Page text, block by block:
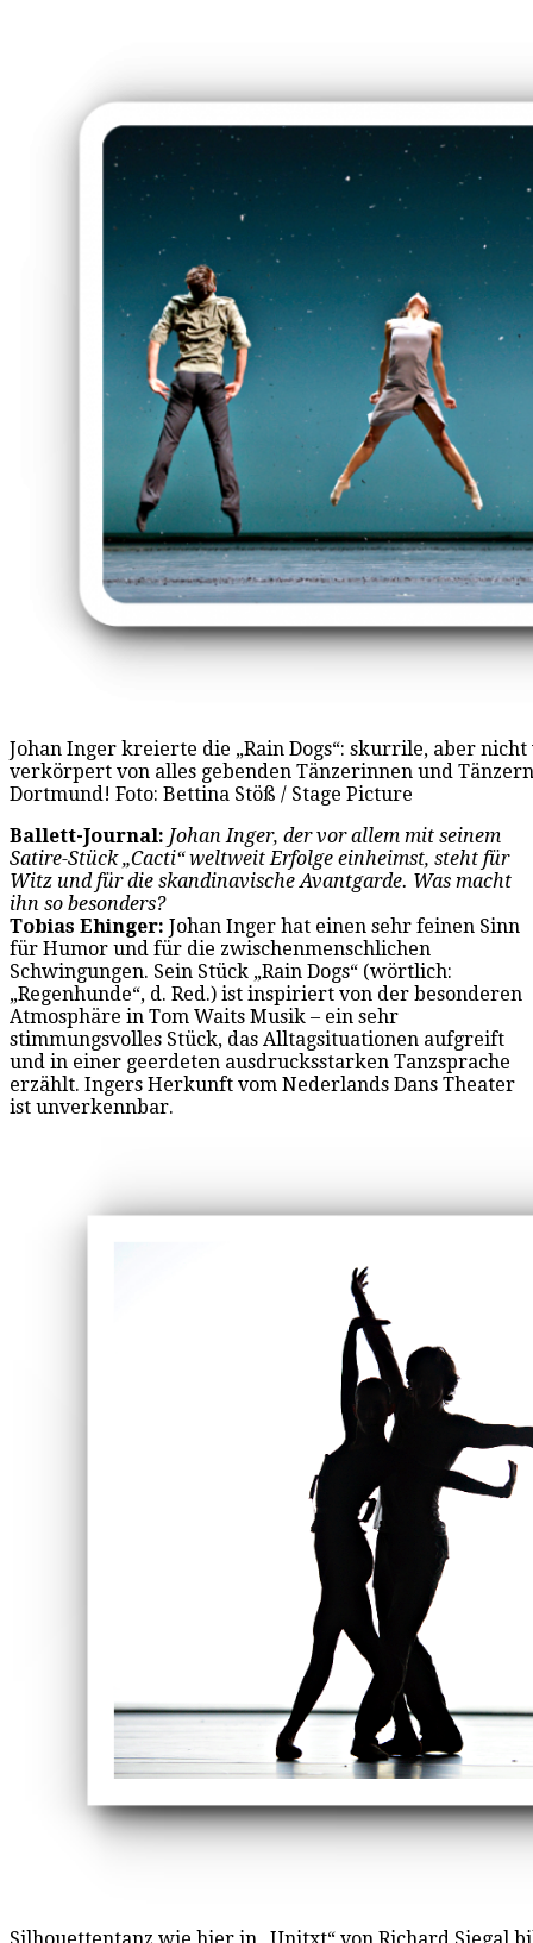
Johan Inger kreierte die „Rain Dogs“: skurrile, aber
verkörpert von alles gebenden Tänzerinnen und
Dortmund! Foto: Bettina Stöß / Stage Picture
Ballett-Journal: Johan Inger, der vor allem mit seinem
Satire-Stück „Cacti“ weltweit Erfolge einheimst, steht für
Witz und für die skandinavische Avantgarde. Was macht
ihn so besonders?
Tobias Ehinger: Johan Inger hat einen sehr feinen Sinn
für Humor und für die zwischenmenschlichen
Schwingungen. Sein Stück „Rain Dogs“ (wörtlich:
„Regenhunde“, d. Red.) ist inspiriert von der besonderen
Atmosphäre in Tom Waits Musik – ein sehr
stimmungsvolles Stück, das Alltagsituationen aufgreift
und in einer geerdeten ausdrucksstarken Tanzsprache
erzählt. Ingers Herkunft vom Nederlands Dans Theater
ist unverkennbar.